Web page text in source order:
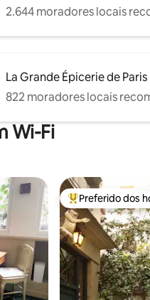
2.644 moradores locais
La Grande Épicerie de Paris
822 moradores locais
Wi-Fi
hóspedes Entre os
Preferido dos